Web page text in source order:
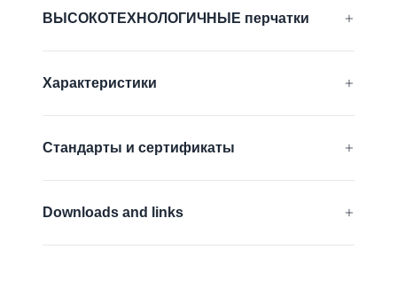
ВЫСОКОТЕХНОЛОГИЧНЫЕ перчатки
GRIPtech®, HandCare
Характеристики
Стандарты и сертификаты
Downloads and links